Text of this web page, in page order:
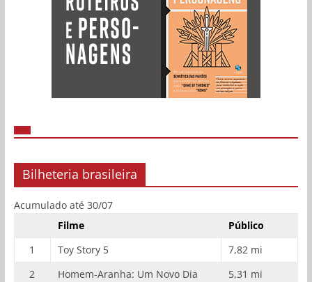
Bilheteria brasileira
Acumulado até 30/07
Filme
Público
1
Toy Story 5
7,82 mi
2
Homem-Aranha: Um Novo Dia
5,31 mi